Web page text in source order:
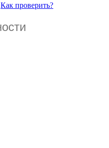
Как проверить?